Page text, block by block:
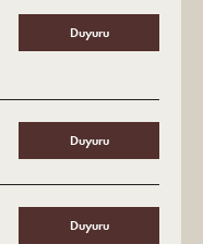
Duyuru
Duyuru
Duyuru